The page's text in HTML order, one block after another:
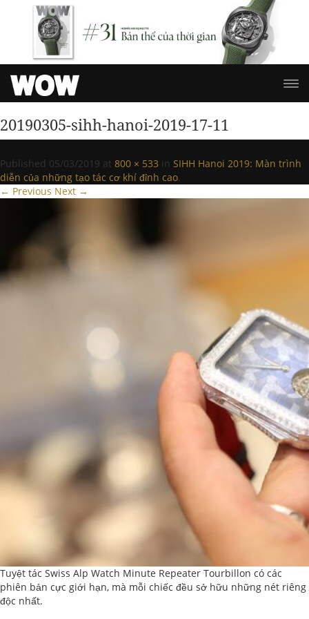
20190305-sihh-hanoi-2019-17-11
Published 05/03/2019 at 800 × 533 in SIHH Hanoi 2019: Màn trình
diễn của những tạo tác cơ khí đỉnh cao.
← Previous Next →
Tuyệt tác Swiss Alp Watch Minute Repeater Tourbillon có các
phiên bản cực giới hạn, mà mỗi chiếc đều sở hữu những nét riêng
độc nhất.